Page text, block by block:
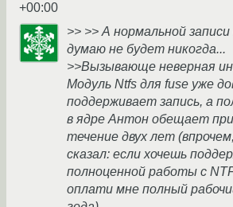
+00:00
>> >> А нормальной
думаю не будет никогда...
>>Вызывающе неверная
Модуль Ntfs для fuse уже
поддерживает запись, а
в ядре Антон обещает
течение двух лет
сказал: если хочешь
полноценной работы с
оплати мне полный